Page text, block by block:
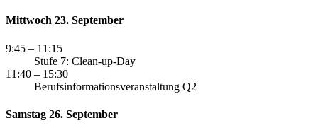
Mittwoch 23. September
9:45 – 11:15
Stufe 7: Clean-up-Day
11:40 – 15:30
Berufsinformationsveranstaltung Q2
Samstag 26. September